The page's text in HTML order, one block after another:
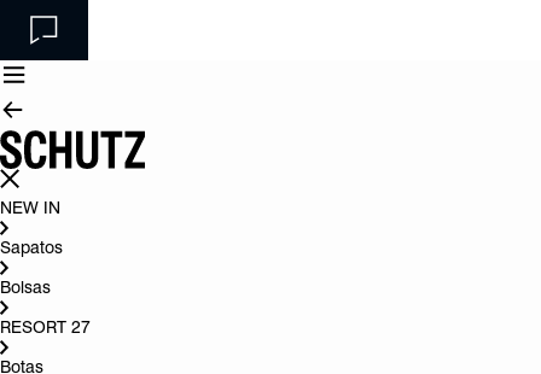
NEW IN
Sapatos
Bolsas
RESORT 27
Botas